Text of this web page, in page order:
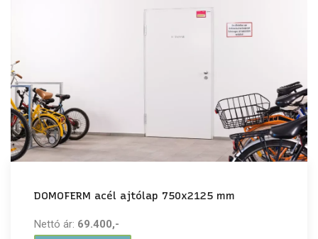
DOMOFERM acél ajtólap 750x2125 mm
Nettó ár: 69.400,-